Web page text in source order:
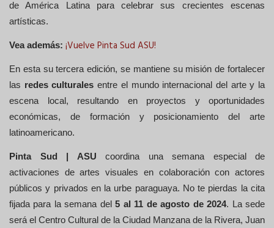
de América Latina para celebrar sus crecientes escenas
artísticas.
Vea además: ¡Vuelve Pinta Sud ASU!
En esta su tercera edición, se mantiene su misión de fortalecer
las redes culturales entre el mundo internacional del arte y la
escena local, resultando en proyectos y oportunidades
económicas, de formación y posicionamiento del arte
latinoamericano.
Pinta Sud | ASU coordina una semana especial de
activaciones de artes visuales en colaboración con actores
públicos y privados en la urbe paraguaya. No te pierdas la cita
fijada para la semana del5 al 11 de agosto de 2024. La sede
será el Centro Cultural de la Ciudad Manzana de la Rivera, Juan